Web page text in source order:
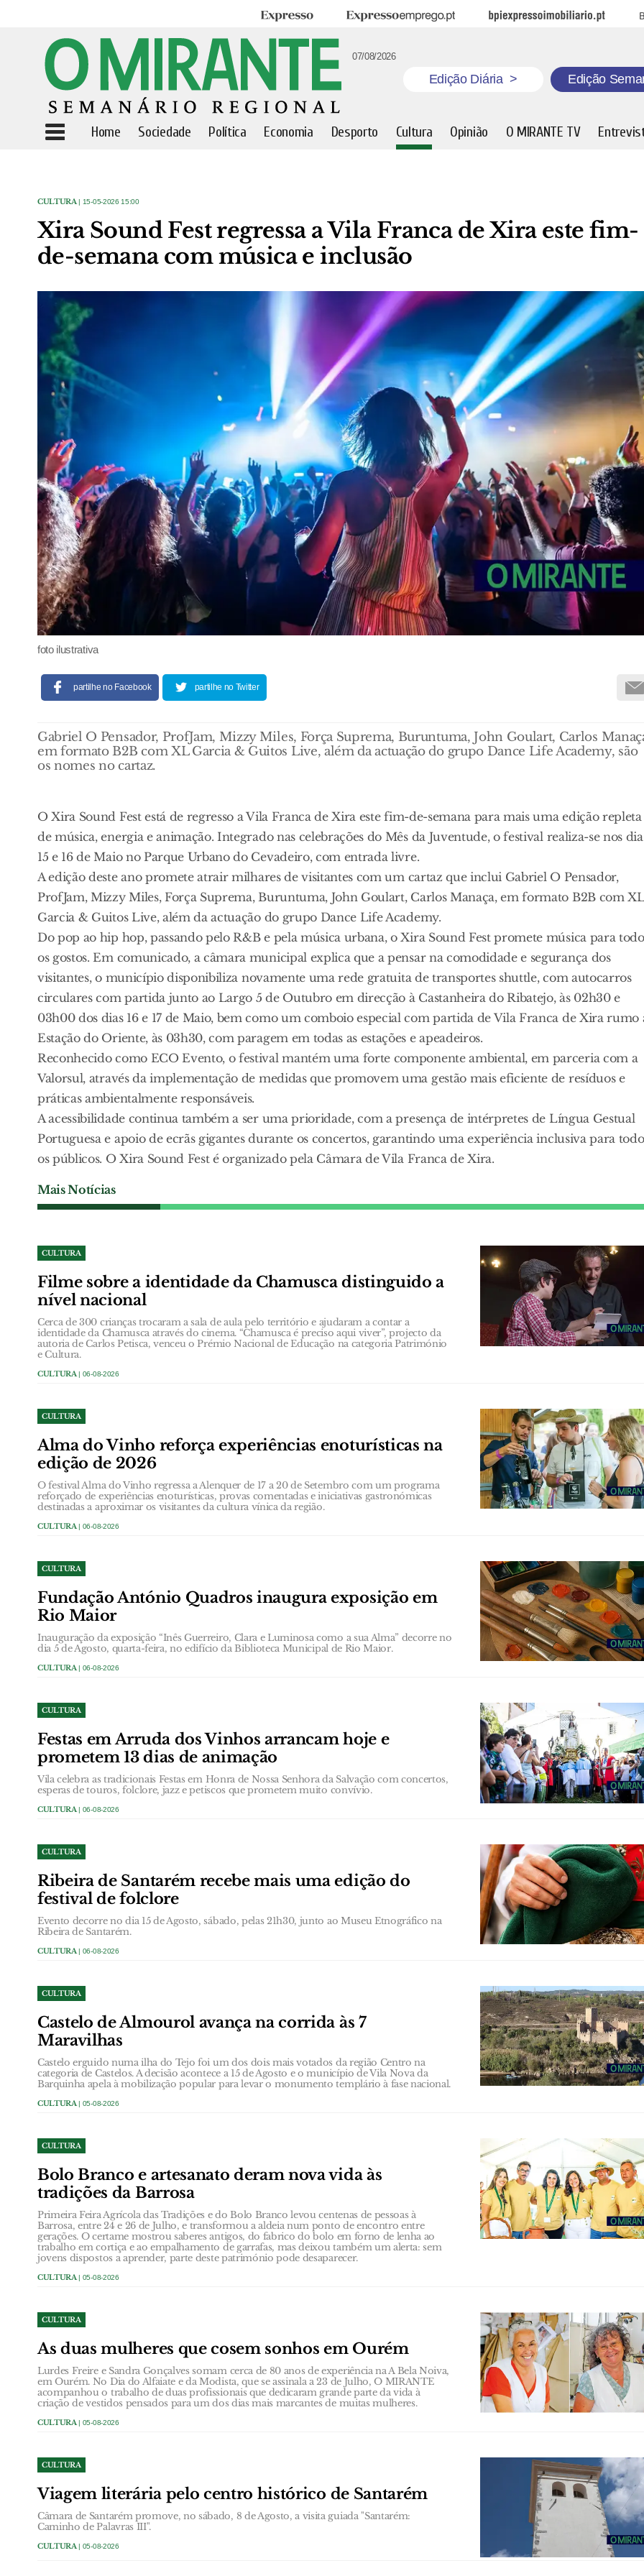
Expresso Expresso Emprego BPI Expresso Imobiliário
07/08/2026
Edição Diária > Edição
Home Sociedade Política Economia Desporto Cultura Opinião O MIRANTE TV
CULTURA | 15-05-2026 15:00
Xira Sound Fest regressa a Vila Franca de Xira este fim-
de-semana com música e inclusão
foto ilustrativa
partilhe no Facebook partilhe no Twitter
Gabriel O Pensador, ProfJam, Mizzy Miles, Força Suprema, Buruntuma, John Goulart, Carlos
em formato B2B com XL Garcia & Guitos Live, além da actuação do grupo Dance Life Academy, são
os nomes no cartaz.
O Xira Sound Fest está de regresso a Vila Franca de Xira este fim-de-semana para mais uma edição repleta
de música, energia e animação. Integrado nas celebrações do Mês da Juventude, o festival realiza-se nos
15 e 16 de Maio no Parque Urbano do Cevadeiro, com entrada livre.
A edição deste ano promete atrair milhares de visitantes com um cartaz que inclui Gabriel O Pensador,
ProfJam, Mizzy Miles, Força Suprema, Buruntuma, John Goulart, Carlos Manaça, em formato B2B com
Garcia & Guitos Live, além da actuação do grupo Dance Life Academy.
Do pop ao hip hop, passando pelo R&B e pela música urbana, o Xira Sound Fest promete música para
os gostos. Em comunicado, a câmara municipal explica que a pensar na comodidade e segurança dos
visitantes, o município disponibiliza novamente uma rede gratuita de transportes shuttle, com autocarros
circulares com partida junto ao Largo 5 de Outubro em direcção à Castanheira do Ribatejo, às 02h30 e
03h00 dos dias 16 e 17 de Maio, bem como um comboio especial com partida de Vila Franca de Xira rumo
Estação do Oriente, às 03h30, com paragem em todas as estações e apeadeiros.
Reconhecido como ECO Evento, o festival mantém uma forte componente ambiental, em parceria com a
Valorsul, através da implementação de medidas que promovem uma gestão mais eficiente de resíduos e
práticas ambientalmente responsáveis.
A acessibilidade continua também a ser uma prioridade, com a presença de intérpretes de Língua Gestual
Portuguesa e apoio de ecrãs gigantes durante os concertos, garantindo uma experiência inclusiva para
os públicos. O Xira Sound Fest é organizado pela Câmara de Vila Franca de Xira.
Mais Notícias
CULTURA
Filme sobre a identidade da Chamusca distinguido a
nível nacional
Cerca de 300 crianças trocaram a sala de aula pelo território e ajudaram a contar a
identidade da Chamusca através do cinema. “Chamusca é preciso aqui viver”, projecto da
autoria de Carlos Petisca, venceu o Prémio Nacional de Educação na categoria Património
e Cultura.
CULTURA | 06-08-2026
CULTURA
Alma do Vinho reforça experiências enoturísticas na
edição de 2026
O festival Alma do Vinho regressa a Alenquer de 17 a 20 de Setembro com um programa
reforçado de experiências enoturísticas, provas comentadas e iniciativas gastronómicas
destinadas a aproximar os visitantes da cultura vínica da região.
CULTURA | 06-08-2026
CULTURA
Fundação António Quadros inaugura exposição em
Rio Maior
Inauguração da exposição “Inês Guerreiro, Clara e Luminosa como a sua Alma” decorre no
dia 5 de Agosto, quarta-feira, no edifício da Biblioteca Municipal de Rio Maior.
CULTURA | 06-08-2026
CULTURA
Festas em Arruda dos Vinhos arrancam hoje e
prometem 13 dias de animação
Vila celebra as tradicionais Festas em Honra de Nossa Senhora da Salvação com concertos,
esperas de touros, folclore, jazz e petiscos que prometem muito convívio.
CULTURA | 06-08-2026
CULTURA
Ribeira de Santarém recebe mais uma edição do
festival de folclore
Evento decorre no dia 15 de Agosto, sábado, pelas 21h30, junto ao Museu Etnográfico na
Ribeira de Santarém.
CULTURA | 06-08-2026
CULTURA
Castelo de Almourol avança na corrida às 7
Maravilhas
Castelo erguido numa ilha do Tejo foi um dos dois mais votados da região Centro na
categoria de Castelos. A decisão acontece a 15 de Agosto e o município de Vila Nova da
Barquinha apela à mobilização popular para levar o monumento templário à fase nacional.
CULTURA | 05-08-2026
CULTURA
Bolo Branco e artesanato deram nova vida às
tradições da Barrosa
Primeira Feira Agrícola das Tradições e do Bolo Branco levou centenas de pessoas à
Barrosa, entre 24 e 26 de Julho, e transformou a aldeia num ponto de encontro entre
gerações. O certame mostrou saberes antigos, do fabrico do bolo em forno de lenha ao
trabalho em cortiça e ao empalhamento de garrafas, mas deixou também um alerta: sem
jovens dispostos a aprender, parte deste património pode desaparecer.
CULTURA | 05-08-2026
CULTURA
As duas mulheres que cosem sonhos em Ourém
Lurdes Freire e Sandra Gonçalves somam cerca de 80 anos de experiência na A Bela Noiva,
em Ourém. No Dia do Alfaiate e da Modista, que se assinala a 23 de Julho, O MIRANTE
acompanhou o trabalho de duas profissionais que dedicaram grande parte da vida à
criação de vestidos pensados para um dos dias mais marcantes de muitas mulheres.
CULTURA | 05-08-2026
CULTURA
Viagem literária pelo centro histórico de Santarém
Câmara de Santarém promove, no sábado, 8 de Agosto, a visita guiada "Santarém:
Caminho de Palavras III".
CULTURA | 05-08-2026